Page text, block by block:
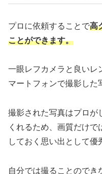
プロに依頼することで高
ことができます。
一眼レフカメラと良いレ
マートフォンで撮影した
撮影された写真はプロが
くれるため、画質だけ
しておく思い出として優
自分では撮ることのでき